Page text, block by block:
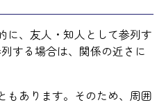
に、友人・知人として参列す
する場合は、関係の近さに
もあります。そのため、周囲